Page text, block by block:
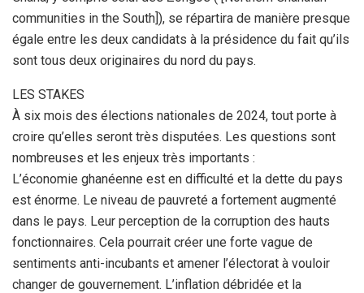
communities in the South]), se répartira de manière presque
égale entre les deux candidats à la présidence du fait qu’ils
sont tous deux originaires du nord du pays.
LES STAKES
À six mois des élections nationales de 2024, tout porte à
croire qu’elles seront très disputées. Les questions sont
nombreuses et les enjeux très importants :
L’économie ghanéenne est en difficulté et la dette du pays
est énorme. Le niveau de pauvreté a fortement augmenté
dans le pays. Leur perception de la corruption des hauts
fonctionnaires. Cela pourrait créer une forte vague de
sentiments anti-incubants et amener l’électorat à vouloir
changer de gouvernement. L’inflation débridée et la